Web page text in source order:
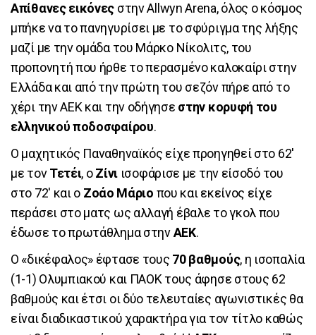
Απίθανες εικόνες στην Allwyn Arena, όλος ο κόσμος
μπήκε να το πανηγυρίσει με το σφύριγμα της λήξης
μαζί με την ομάδα του Μάρκο Νίκολιτς, του
προπονητή που ήρθε το περασμένο καλοκαίρι στην
Ελλάδα και από την πρώτη του σεζόν πήρε από το
χέρι την ΑΕΚ και την οδήγησε στην κορυφή του
ελληνικού ποδοσφαίρου.
Ο μαχητικός Παναθηναϊκός είχε προηγηθεί στο 62'
με τονΤετέι, οΖίνι ισοφάρισε με την είσοδό του
στο 72' και ο Ζοάο Μάριο που και εκείνος είχε
περάσει στο ματς ως αλλαγή έβαλε το γκολ που
έδωσε το πρωτάθλημα στηνΑΕΚ.
Ο «δικέφαλος» έφτασε τους 70 βαθμούς, η ισοπαλία
(1-1) Ολυμπιακού και ΠΑΟΚ τους άφησε στους 62
βαθμούς και έτσι οι δύο τελευταίες αγωνιστικές θα
είναι διαδικαστικού χαρακτήρα για τον τίτλο καθώς